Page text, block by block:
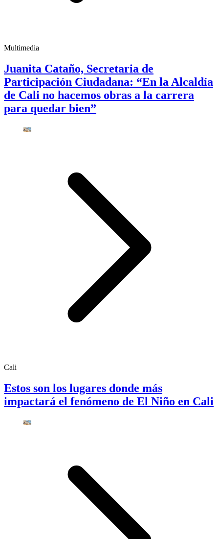
Multimedia
Juanita Cataño, Secretaria de
Participación Ciudadana: “En la Alcaldía
de Cali no hacemos obras a la carrera
para quedar bien”
Cali
Estos son los lugares donde más
impactará el fenómeno de El Niño en Cali